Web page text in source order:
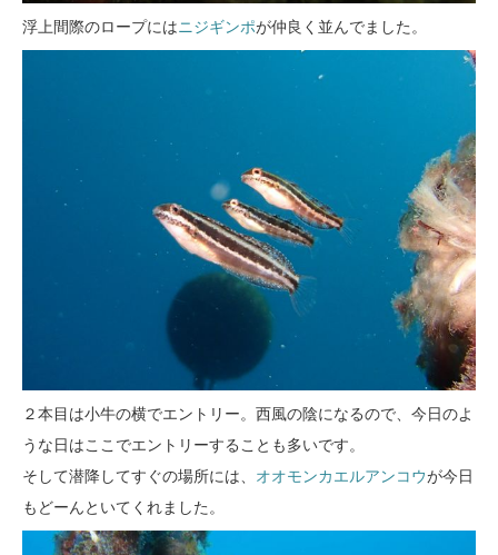
浮上間際のロープにはニジギンポが仲良く並んでました。
２本目は小牛の横でエントリー。西風の陰になるので、今日のよ
うな日はここでエントリーすることも多いです。
そして潜降してすぐの場所には、 オオモンカエルアンコウが今日
もどーんといてくれました。